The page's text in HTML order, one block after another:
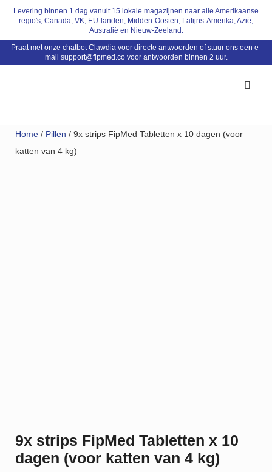
de
Levering binnen 1 dag vanuit 15 lokale magazijnen naar alle Amerikaanse
regio's, Canada, VK, EU-landen, Midden-Oosten, Latijns-Amerika, Azië,
Australië en Nieuw-Zeeland.
Praat met onze chatbot Clawdia voor directe antwoorden of stuur ons een e-
mail support@fipmed.covoor antwoorden binnen 2 uur.
Home / Pillen / 9x strips FipMed Tabletten x 10 dagen (voor
katten van 4 kg)
9x strips FipMed Tabletten x 10
dagen (voor katten van 4 kg)